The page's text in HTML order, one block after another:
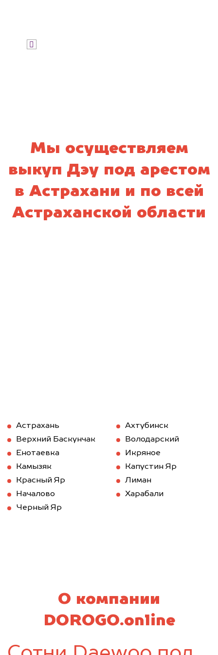
Мы осуществляем
выкуп Дэу под арестом
в Астрахани и по всей
Астраханской области
Астрахань
Ахтубинск
Верхний Баскунчак
Володарский
Енотаевка
Икряное
Камызяк
Капустин Яр
Красный Яр
Лиман
Началово
Харабали
Черный Яр
О компании
DOROGO.online